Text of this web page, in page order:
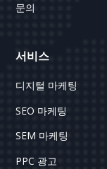
문의
서비스
디지털 마케팅
SEO 마케팅
SEM 마케팅
PPC 광고